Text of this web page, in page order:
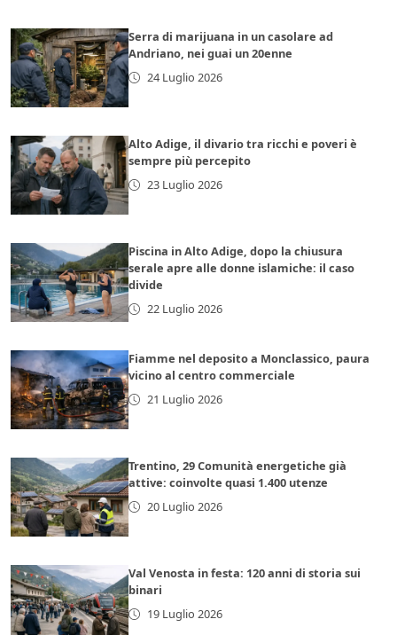
Serra di marijuana in un casolare ad
Andriano, nei guai un 20enne
24 Luglio 2026
Alto Adige, il divario tra ricchi e poveri è
sempre più percepito
23 Luglio 2026
Piscina in Alto Adige, dopo la chiusura
serale apre alle donne islamiche: il caso
divide
22 Luglio 2026
Fiamme nel deposito a Monclassico, paura
vicino al centro commerciale
21 Luglio 2026
Trentino, 29 Comunità energetiche già
attive: coinvolte quasi 1.400 utenze
20 Luglio 2026
Val Venosta in festa: 120 anni di storia sui
binari
19 Luglio 2026